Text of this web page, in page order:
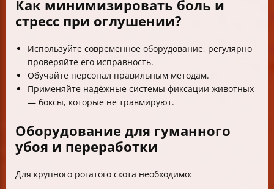
Как минимизировать боль и
стресс при оглушении?
Используйте современное оборудование, регулярно
проверяйте его исправность.
Обучайте персонал правильным методам.
Применяйте надёжные системы фиксации животных
— боксы, которые не травмируют.
Оборудование для гуманного
убоя и переработки
Для крупного рогатого скота необходимо: